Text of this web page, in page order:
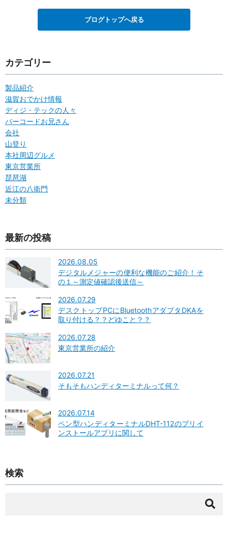
ブログトップへ戻る
カテゴリー
製品紹介
滋賀おでかけ情報
ディジ・テックの人々
バーコードお兄さん
会社
山登り
本社周辺グルメ
東京営業所
琵琶湖
近江の八衛門
未分類
最新の投稿
2026.08.05
デジタルメジャーの便利な機能のご紹介！そ
の１～測定値確認後送信～
2026.07.29
デスクトップPCにBluetoothアダプタDKAを
取り付ける？？どゆこと？？
2026.07.28
東京営業所の紹介
2026.07.21
そもそもハンディターミナルって何？
2026.07.14
ペン型ハンディターミナルDHT-112のプリイ
ンストールアプリに関して
検索